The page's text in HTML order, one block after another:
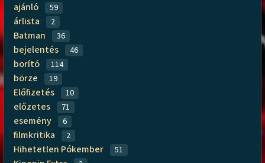
ajánló 59
árlista 2
Batman 36
bejelentés 46
borító 114
börze 19
Előfizetés 10
előzetes 71
esemény 6
filmkritika 2
Hihetetlen Pókember 51